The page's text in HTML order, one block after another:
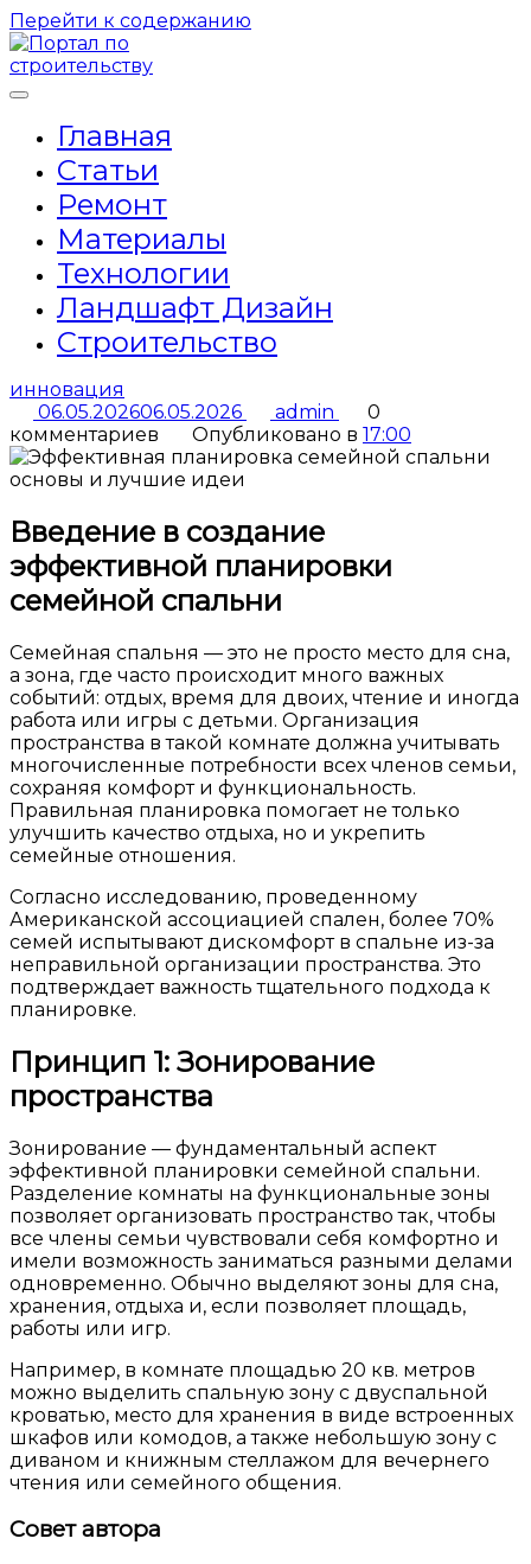
Перейти к содержанию
Главная
Статьи
Ремонт
Материалы
Технологии
Ландшафт Дизайн
Строительство
инновация
06.05.202606.05.2026 admin
0
комментариев
Опубликовано в 17:00
Введение в создание
эффективной планировки
семейной спальни
Семейная спальня — это не просто место для сна,
а зона, где часто происходит много важных
событий: отдых, время для двоих, чтение и иногда
работа или игры с детьми. Организация
пространства в такой комнате должна учитывать
многочисленные потребности всех членов семьи,
сохраняя комфорт и функциональность.
Правильная планировка помогает не только
улучшить качество отдыха, но и укрепить
семейные отношения.
Согласно исследованию, проведенному
Американской ассоциацией спален, более 70%
семей испытывают дискомфорт в спальне из-за
неправильной организации пространства. Это
подтверждает важность тщательного подхода к
планировке.
Принцип 1: Зонирование
пространства
Зонирование — фундаментальный аспект
эффективной планировки семейной спальни.
Разделение комнаты на функциональные зоны
позволяет организовать пространство так, чтобы
все члены семьи чувствовали себя комфортно и
имели возможность заниматься разными делами
одновременно. Обычно выделяют зоны для сна,
хранения, отдыха и, если позволяет площадь,
работы или игр.
Например, в комнате площадью 20 кв. метров
можно выделить спальную зону с двуспальной
кроватью, место для хранения в виде встроенных
шкафов или комодов, а также небольшую зону с
диваном и книжным стеллажом для вечернего
чтения или семейного общения.
Совет автора